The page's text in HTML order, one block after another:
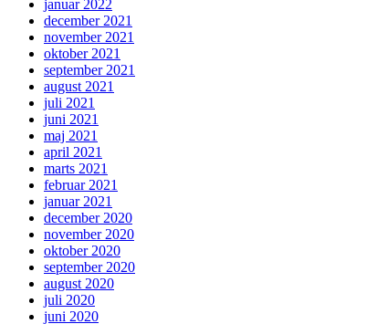
januar 2022
december 2021
november 2021
oktober 2021
september 2021
august 2021
juli 2021
juni 2021
maj 2021
april 2021
marts 2021
februar 2021
januar 2021
december 2020
november 2020
oktober 2020
september 2020
august 2020
juli 2020
juni 2020